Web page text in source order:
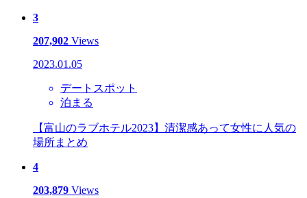
3
207,902 Views
2023.01.05
デートスポット
泊まる
【富山のラブホテル2023】清潔感あって女性に人気の
場所まとめ
4
203,879 Views